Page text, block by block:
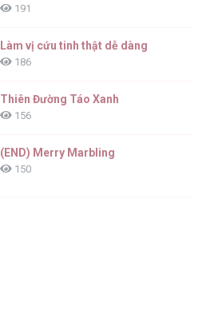
191
Làm vị cứu tinh thật dễ dàng
186
Thiên Đường Táo Xanh
156
(END) Merry Marbling
150